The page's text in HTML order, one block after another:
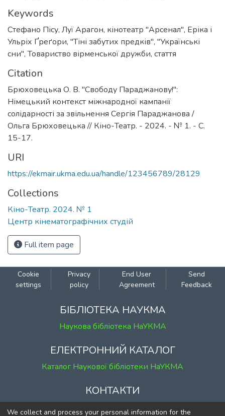
Keywords
Стефано Пісу, Луї Арагон, кінотеатр "Арсенал", Еріка і
Ульріх Ґреґори, "Тіні забутих предків", "Українські
сни",Товариство вірменської дружби, стаття
Citation
Брюховецька О. В. "Свободу Параджанову!":
Німецький контекст міжнародної кампанії
солідарності за звільнення Сергія Параджанова /
Ольга Брюховецька // Кіно-Театр. - 2024. - № 1. - C.
15-17.
URI
https://ekmair.ukma.edu.ua/handle/123456789/28129
Collections
Кіно-Театр. 2024. № 1
Центр кінематографічних студій
Full item page
Cookie
settings
Privacy
policy
End User
Agreement
Send
Feedback
БІБЛІОТЕКА НАУКМА
Наукова бібліотека НаУКМА
ЕЛЕКТРОННИЙ КАТАЛОГ
Каталог Наукової бібліотеки НаУКМА
КОНТАКТИ
м. Київ, вул. Григорія Сковороди, 2
We collect and process your personal information for the